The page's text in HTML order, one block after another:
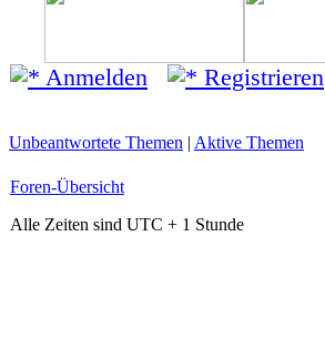
Anmelden Registrieren
Unbeantwortete Themen | Aktive Themen
Foren-Übersicht
Alle Zeiten sind UTC + 1 Stunde